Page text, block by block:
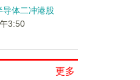
导体二冲港股
3:50
更多